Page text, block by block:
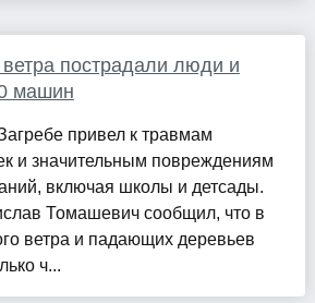
пострадали люди и
машин
привел к травмам
и значительным повреждениям
включая школы и детсады.
Томашевич сообщил, что в
ветра и падающих деревьев
ч...